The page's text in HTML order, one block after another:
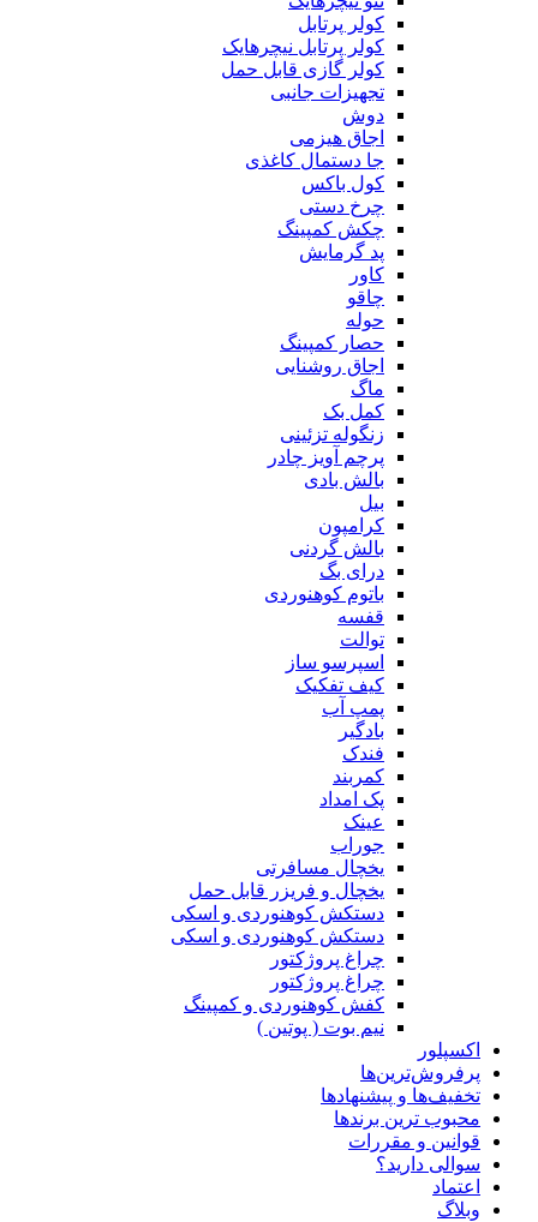
کولر پرتابل
کولر پرتابل نیچرهایک
کولر گازی قابل حمل
تجهیزات جانبی
دوش
اجاق هیزمی
جا دستمال کاغذی
کول باکس
چرخ دستی
چکش کمپینگ
پد گرمایش
کاور
چاقو
حوله
حصار کمپینگ
اجاق روشنایی
ماگ
کمل بک
زنگوله تزئینی
پرچم آویز چادر
بالش بادی
بیل
کرامپون
بالش گردنی
درای بگ
باتوم کوهنوردی
قفسه
توالت
اسپرسو ساز
کیف تفکیک
پمپ آب
بادگیر
فندک
کمربند
پک امداد
عینک
جوراب
یخچال مسافرتی
یخچال و فریزر قابل حمل
دستکش کوهنوردی و اسکی
دستکش کوهنوردی و اسکی
چراغ پروژکتور
چراغ پروژکتور
کفش کوهنوردی و کمپینگ
نیم بوت ( پوتین )
اکسپلور
پرفروش‌ترین‌ها
تخفیف‌ها و پیشنهادها
محبوب ترین برندها
قوانین و مقررات
سوالی دارید؟
اعتماد
وبلاگ